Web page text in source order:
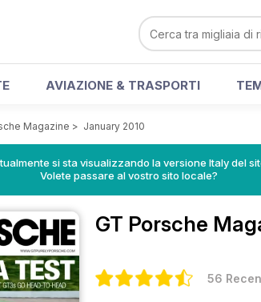
AVIAZIONE & TRASPORTI
Magazine > January 2010
si sta visualizzando la versione Italy del
Volete passare al vostro sito locale?
GT Porsche
56